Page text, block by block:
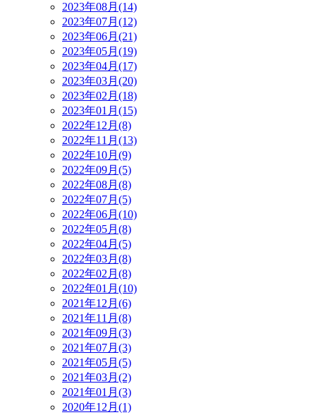
2023年08月(14)
2023年07月(12)
2023年06月(21)
2023年05月(19)
2023年04月(17)
2023年03月(20)
2023年02月(18)
2023年01月(15)
2022年12月(8)
2022年11月(13)
2022年10月(9)
2022年09月(5)
2022年08月(8)
2022年07月(5)
2022年06月(10)
2022年05月(8)
2022年04月(5)
2022年03月(8)
2022年02月(8)
2022年01月(10)
2021年12月(6)
2021年11月(8)
2021年09月(3)
2021年07月(3)
2021年05月(5)
2021年03月(2)
2021年01月(3)
2020年12月(1)